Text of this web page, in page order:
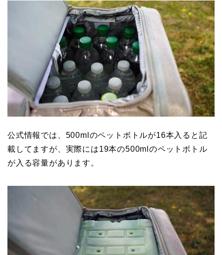
公式情報では、500mlのペットボトルが16本入ると記
載してますが、実際には19本の500mlのペットボトル
が入る容量があります。